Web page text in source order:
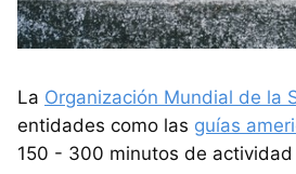
La Organización Mundial de la
entidades como las guías
150 - 300 minutos de